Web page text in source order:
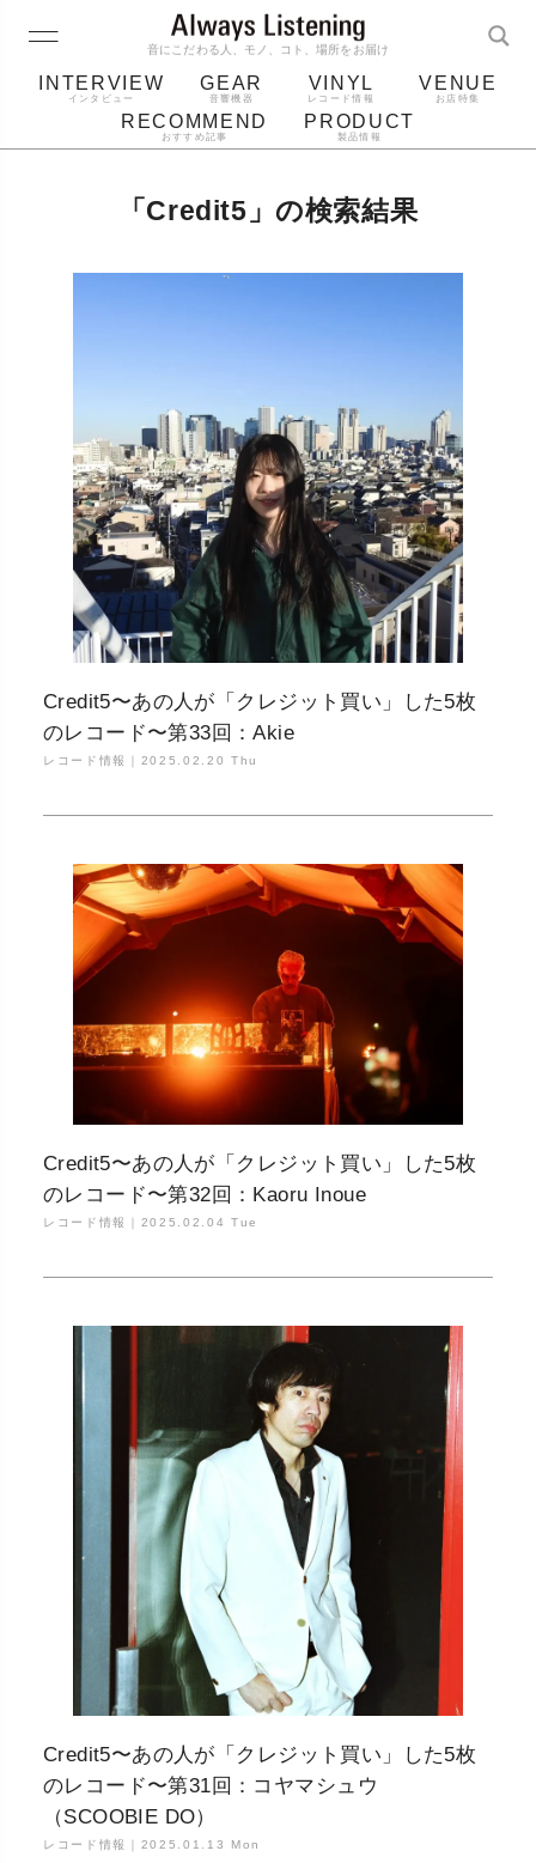
音にこだわる人、モノ、コト、場所をお届け
INTERVIEW
インタビュー
GEAR
音響機器
VINYL
レコード情報
VENUE
お店特集
RECOMMEND
おすすめ記事
PRODUCT
製品情報
ジャケット bluetooth アルバム
「Credit5」の検索結果
Credit5〜あの人が「クレジット買い」した5枚
のレコード〜第33回：Akie
レコード情報｜ 2025.02.20 Thu
Credit5〜あの人が「クレジット買い」した5枚
のレコード〜第32回：Kaoru Inoue
レコード情報｜ 2025.02.04 Tue
Credit5〜あの人が「クレジット買い」した5枚
のレコード〜第31回：コヤマシュウ
（SCOOBIE DO）
レコード情報｜ 2025.01.13 Mon